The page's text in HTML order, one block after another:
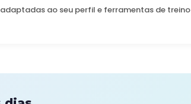
ao seu perfil e ferramentas de treino